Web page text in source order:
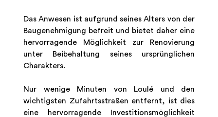
Das Anwesen ist aufgrund seines Alters von der
Baugenehmigung befreit und bietet daher eine
hervorragende Möglichkeit zur Renovierung
unter Beibehaltung seines ursprünglichen
Charakters.
Nur wenige Minuten von Loulé und den
wichtigsten Zufahrtsstraßen entfernt, ist dies
eine hervorragende Investitionsmöglichkeit